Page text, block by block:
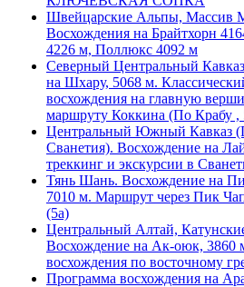
Швейцарские Альпы, Массив
Восхождения на Брайтхорн
4226 м, Поллюкс 4092 м
Северный Центральный
на Шхару, 5068 м.
восхождения на главную
маршруту Коккина (По Крабу ,
Центральный Южный Кавказ
Сванетия). Восхождение на
треккинг и экскурсии в
Тянь Шань. Восхождение на
7010 м. Маршрут через Пик
(5а)
Центральный Алтай,
Восхождение на Ак-оюк, 3860
восхождения по восточному
Программа восхождения на